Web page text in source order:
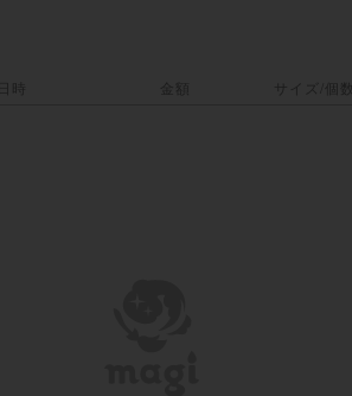
日時 金額 サイズ/個数